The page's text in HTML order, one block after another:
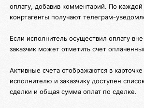
оплату, добавив комментарий. По
конртагенты получают телеграм-
Если исполнитель осуществил оплату
заказчик может отметить счет
Активные счета отображаются в
исполнителю и заказчику доступен
сделки и общая сумма оплат по сделке.